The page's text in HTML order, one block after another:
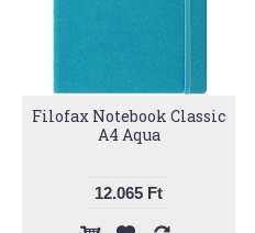
Filofax Notebook Classic
A4 Aqua
12.065 Ft